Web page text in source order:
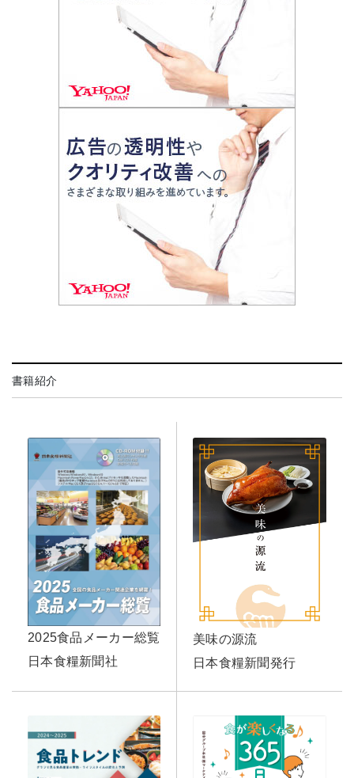
書籍紹介
2025食品メーカー総覧
日本食糧新聞社
美味の源流
日本食糧新聞発行